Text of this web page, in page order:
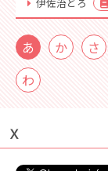
あ か さ
わ
Ｘ